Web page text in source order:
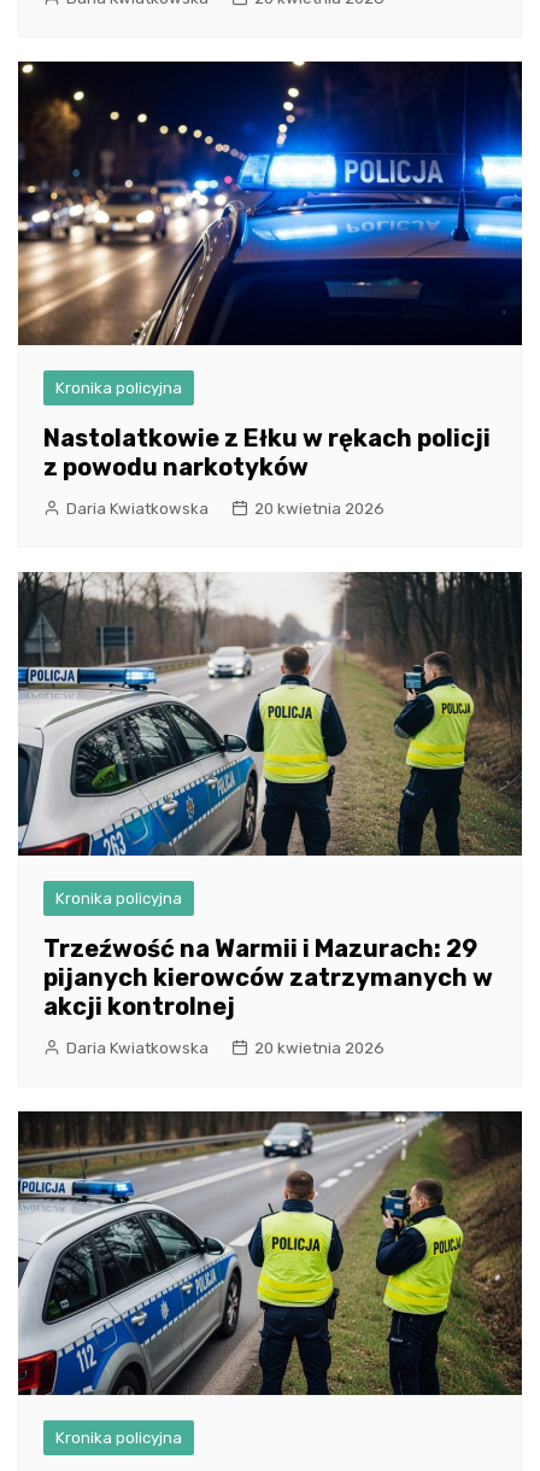
Kronika policyjna
Nastolatkowie z Ełku w rękach policji
z powodu narkotyków
Daria Kwiatkowska 20 kwietnia 2026
Kronika policyjna
Trzeźwość na Warmii i Mazurach: 29
pijanych kierowców zatrzymanych w
akcji kontrolnej
Daria Kwiatkowska 20 kwietnia 2026
Kronika policyjna